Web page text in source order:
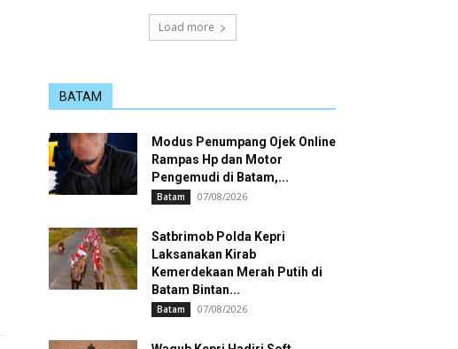
Load more
BATAM
Modus Penumpang Ojek Online
Rampas Hp dan Motor
Pengemudi di Batam,...
Batam 07/08/2026
Satbrimob Polda Kepri
Laksanakan Kirab
Kemerdekaan Merah Putih di
Batam Bintan...
Batam 07/08/2026